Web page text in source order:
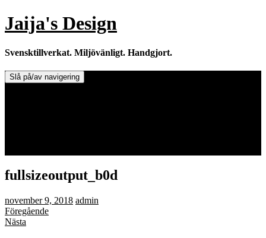
Hoppa
till
Jaija's Design
Svensktillverkat. Miljövänligt. Handgjort.
Slå på/av navigering
fullsizeoutput_b0d
november 9, 2018 admin
Föregående
Nästa